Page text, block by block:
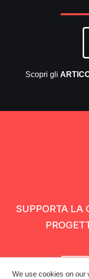
Scopri gli
SUPPORTA LA
We use cookies on our